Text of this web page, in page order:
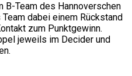
B-Team des Hannoverschen
dabei einem Rückstand
zum Punktgewinn.
jeweils im Decider und